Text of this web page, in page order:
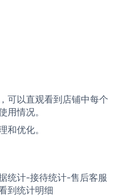
可以直观看到店铺中每个
用情况。
和优化。
统计-接待统计-售后客服
到统计明细